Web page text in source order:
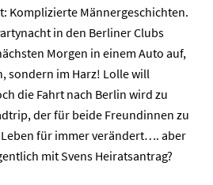
Komplizierte Männergeschichten.
in den Berliner Clubs
Morgen in einem Auto auf,
sondern im Harz! Lolle will
die Fahrt nach Berlin wird zu
der für beide Freundinnen zu
für immer verändert…. aber
mit Svens Heiratsantrag?